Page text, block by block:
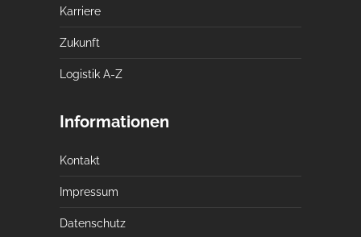
Karriere
Zukunft
Logistik A-Z
Informationen
Kontakt
Impressum
Datenschutz